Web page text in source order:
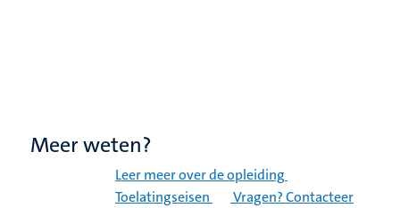
Meer weten?
Leer meer over de opleiding
Toelatingseisen
Vragen? Contacteer